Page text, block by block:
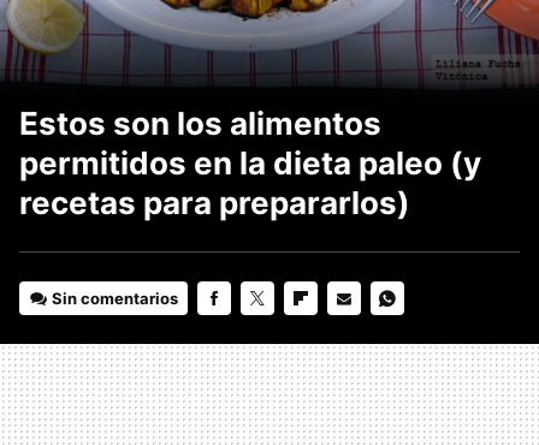
Estos son los alimentos
permitidos en la dieta paleo (y
recetas para prepararlos)
Sin comentarios
MAIL